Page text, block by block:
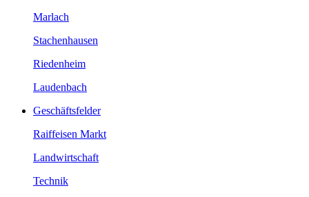
Marlach
Stachenhausen
Riedenheim
Laudenbach
Geschäftsfelder
Raiffeisen Markt
Landwirtschaft
Technik